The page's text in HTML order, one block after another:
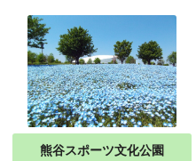
熊谷スポーツ文化公園